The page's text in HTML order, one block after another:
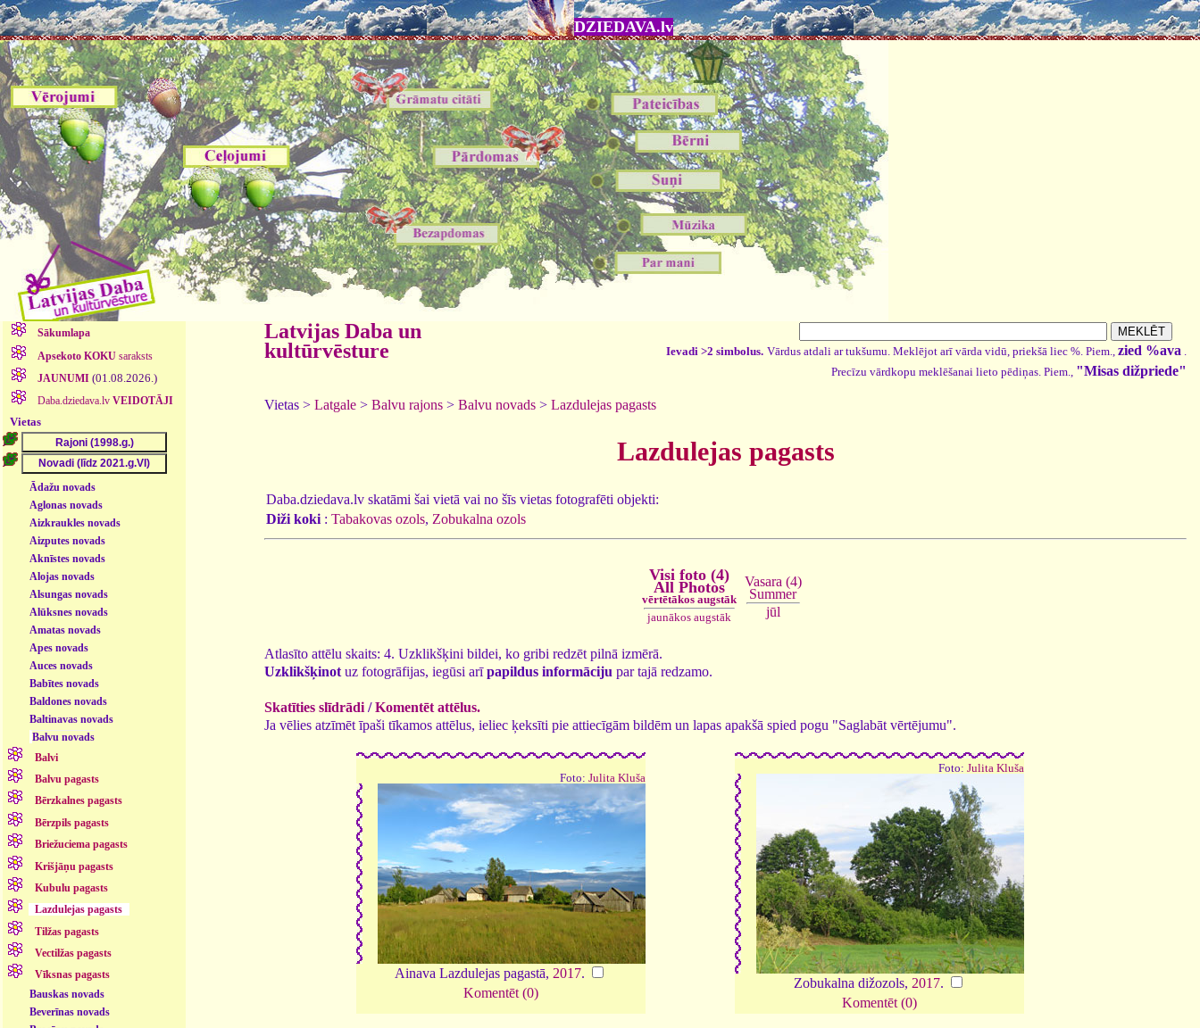
DZIEDAVA.lv
Sākumlapa
Apsekoto KOKUsaraksts
JAUNUMI (01.08.2026.)
Daba.dziedava.lv VEIDOTĀJI
Vietas
Ādažu novads
Aglonas novads
Aizkraukles novads
Aizputes novads
Aknīstes novads
Alojas novads
Alsungas novads
Alūksnes novads
Amatas novads
Apes novads
Auces novads
Babītes novads
Baldones novads
Baltinavas novads
Balvu novads
Balvi
Balvu pagasts
Bērzkalnes pagasts
Bērzpils pagasts
Briežuciema pagasts
Krišjāņu pagasts
Kubulu pagasts
Lazdulejas pagasts
Tilžas pagasts
Vectilžas pagasts
Vīksnas pagasts
Bauskas novads
Beverīnas novads
Latvijas Daba un
kultūrvēsture
Ievadi >2 simbolus. Vārdus atdali ar tukšumu. Meklējot arī vārda vidū, priekšā liec %. Piem., zied %ava .
Precīzu vārdkopu meklēšanai lieto pēdiņas. Piem., "Misas dižpriede"
Vietas > Latgale > Balvu rajons > Balvu novads > Lazdulejas pagasts
Lazdulejas pagasts
Daba.dziedava.lv skatāmi šai vietā vai no šīs vietas fotografēti objekti:
Diži koki : Tabakovas ozols, Zobukalna ozols
Visi foto (4)
All Photos
vērtētākos augstāk
jaunākos augstāk
Vasara (4)
Summer
jūl
Atlasīto attēlu skaits: 4. Uzklikšķini bildei, ko gribi redzēt pilnā izmērā.
Uzklikšķinot uz fotogrāfijas, iegūsi arīpapildus informāciju par tajā redzamo.
Skatīties slīdrādi /Komentēt attēlus.
Ja vēlies atzīmēt īpaši tīkamos attēlus, ieliec ķeksīti pie attiecīgām bildēm un lapas apakšā spied pogu "Saglabāt vērtējumu".
Foto: Julita Kluša
Ainava Lazdulejas pagastā, 2017.
Komentēt (0)
Foto: Julita Kluša
Zobukalna dižozols, 2017.
Komentēt (0)